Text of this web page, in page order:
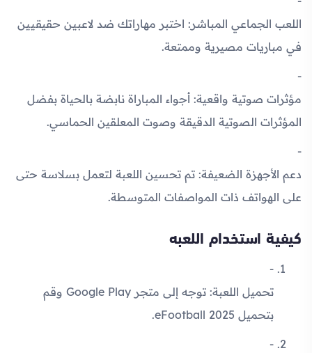
اللعب الجماعي المباشر : اختبر مهاراتك ضد لاعبين حقيقيين
في مباريات مصيرية وممتعة.
مؤثرات صوتية واقعية: أجواء المباراة نابضة بالحياة بفضل
المؤثرات الصوتية الدقيقة وصوت المعلقين الحماسي.
دعم الأجهزة الضعيفة: تم تحسين اللعبة لتعمل بسلاسة حتى
على الهواتف ذات المواصفات المتوسطة.
كيفية استخدام اللعبه
تحميل اللعبة
: توجه إلى متجر Google Play وقم
بتحميل eFootball 2025.